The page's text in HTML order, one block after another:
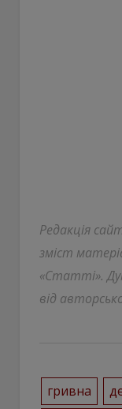
Редакція
зміст
«Статті».
від
гривна